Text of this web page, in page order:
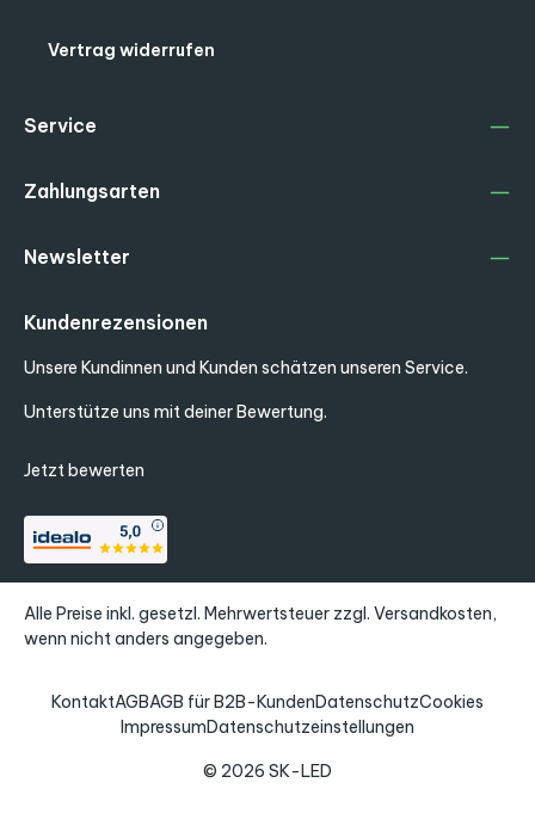
Vertrag widerrufen
Service
Zahlungsarten
Kundenrezensionen
Unsere Kundinnen und Kunden schätzen unseren Service.
Unterstütze uns mit deiner Bewertung.
Jetzt bewerten
Newsletter
Alle Preise inkl. gesetzl. Mehrwertsteuer zzgl. Versandkosten,
wenn nicht anders angegeben.
© 2026 SK-LED
KontaktAGBAGB für B2B-KundenDatenschutzCookies
ImpressumDatenschutzeinstellungen